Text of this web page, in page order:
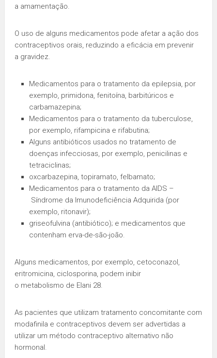
a amamentação.
O uso de alguns medicamentos pode afetar a ação dos
contraceptivos orais, reduzindo a eficácia em prevenir
a gravidez.
Medicamentos para o tratamento da epilepsia, por
exemplo, primidona, fenitoína, barbitúricos e
carbamazepina;
Medicamentos para o tratamento da tuberculose,
por exemplo, rifampicina e rifabutina;
Alguns antibióticos usados no tratamento de
doenças infecciosas, por exemplo, penicilinas e
tetraciclinas;
oxcarbazepina, topiramato, felbamato;
Medicamentos para o tratamento da AIDS –
Síndrome da Imunodeficiência Adquirida (por
exemplo, ritonavir);
griseofulvina (antibiótico); e medicamentos que
contenham erva-de-são-joão.
Alguns medicamentos, por exemplo, cetoconazol,
eritromicina, ciclosporina, podem inibir
o metabolismo de Elani 28.
As pacientes que utilizam tratamento concomitante com
modafinila e contraceptivos devem ser advertidas a
utilizar um método contraceptivo alternativo não
hormonal.